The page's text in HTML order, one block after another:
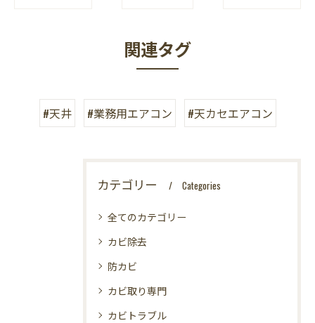
関連タグ
#天井 #業務用エアコン #天カセエアコン
カテゴリー Categories
全てのカテゴリー
カビ除去
防カビ
カビ取り専門
カビトラブル